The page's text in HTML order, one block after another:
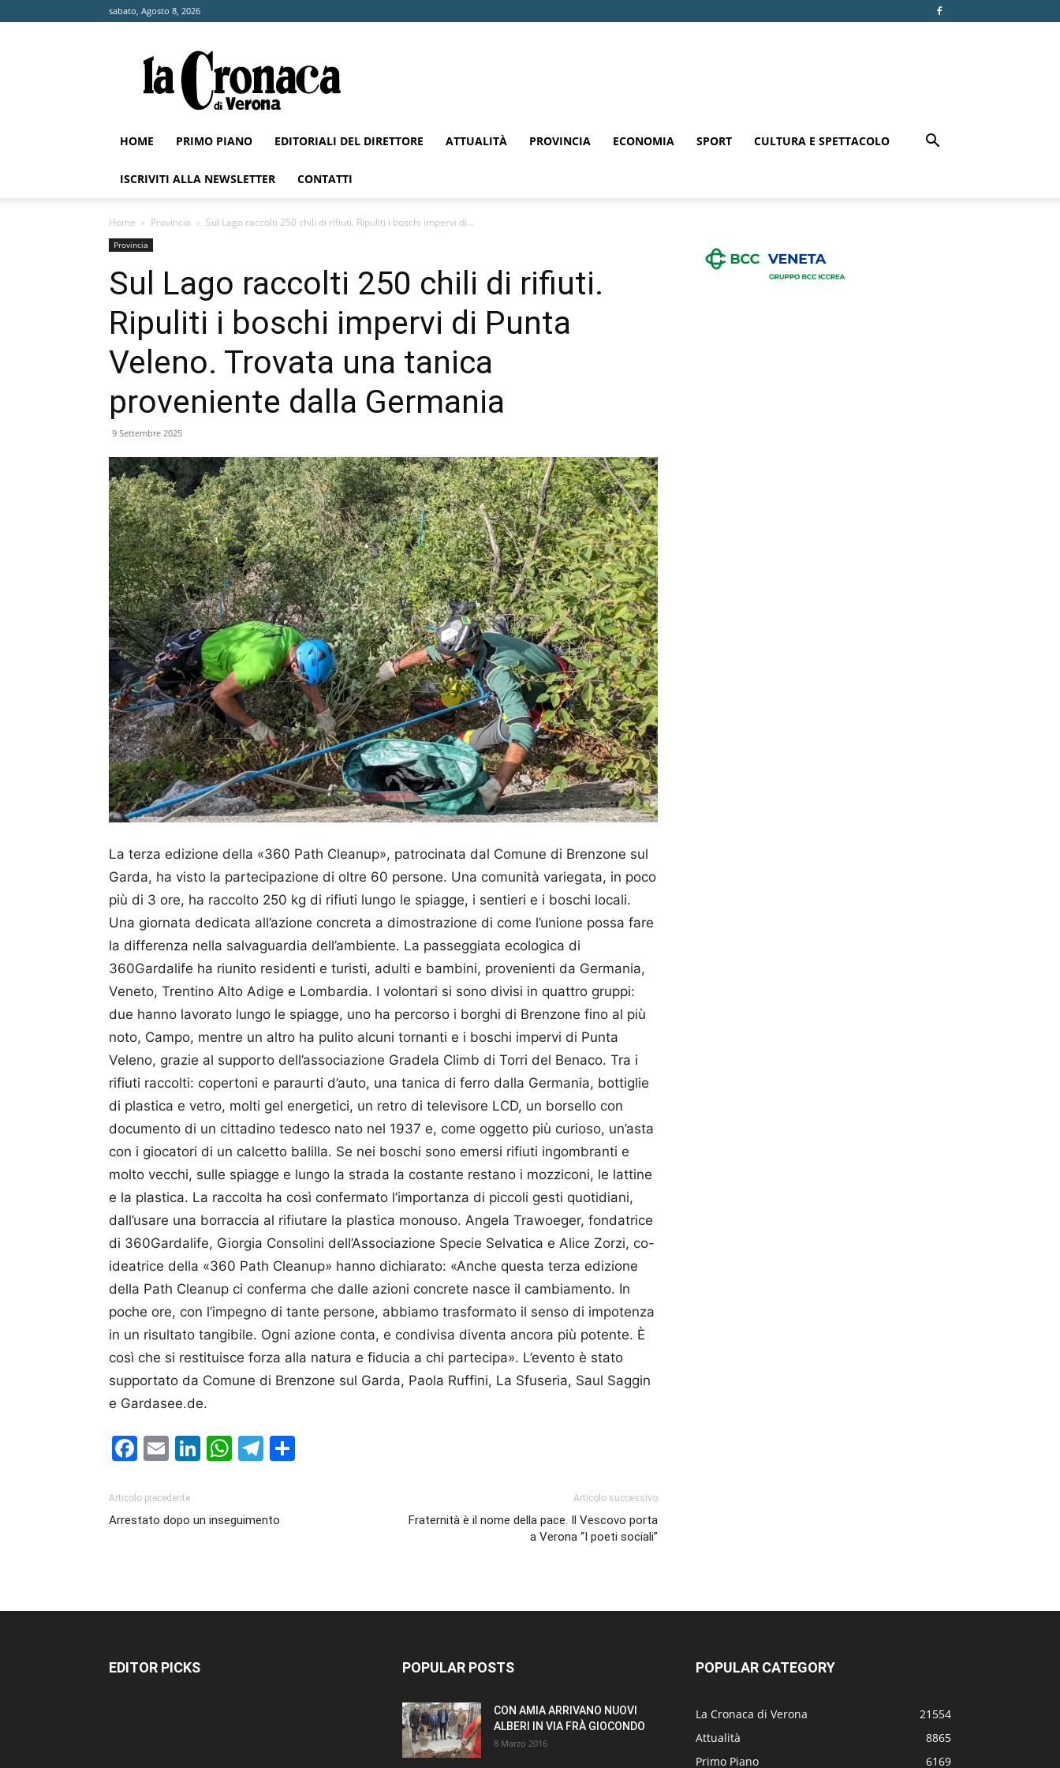
sabato, Agosto 8, 2026
Cronaca
di
Verona
HOME PRIMO PIANO EDITORIALI DEL DIRETTORE ATTUALITÀ PROVINCIA ECONOMIA SPORT CULTURA E SPETTACOLO
ISCRIVITI ALLA NEWSLETTER CONTATTI
Home Provincia Sul Lago raccolti 250 chili di rifiuti. Ripuliti i boschi impervi di...
Provincia
Sul Lago raccolti 250 chili di rifiuti.
Ripuliti i boschi impervi di Punta
Veleno. Trovata una tanica
proveniente dalla Germania
9 Settembre 2025
La terza edizione della «360 Path Cleanup», patrocinata dal Comune di Brenzone sul
Garda, ha visto la partecipazione di oltre 60 persone. Una comunità variegata, in poco
più di 3 ore, ha raccolto 250 kg di rifiuti lungo le spiagge, i sentieri e i boschi locali.
Una giornata dedicata all’azione concreta a dimostrazione di come l’unione possa fare
la differenza nella salvaguardia dell’ambiente. La passeggiata ecologica di
360Gardalife ha riunito residenti e turisti, adulti e bambini, provenienti da Germania,
Veneto, Trentino Alto Adige e Lombardia. I volontari si sono divisi in quattro gruppi:
due hanno lavorato lungo le spiagge, uno ha percorso i borghi di Brenzone fino al più
noto, Campo, mentre un altro ha pulito alcuni tornanti e i boschi impervi di Punta
Veleno, grazie al supporto dell’associazione Gradela Climb di Torri del Benaco. Tra i
rifiuti raccolti: copertoni e paraurti d’auto, una tanica di ferro dalla Germania, bottiglie
di plastica e vetro, molti gel energetici, un retro di televisore LCD, un borsello con
documento di un cittadino tedesco nato nel 1937 e, come oggetto più curioso, un’asta
con i giocatori di un calcetto balilla. Se nei boschi sono emersi rifiuti ingombranti e
molto vecchi, sulle spiagge e lungo la strada la costante restano i mozziconi, le lattine
e la plastica. La raccolta ha così confermato l’importanza di piccoli gesti quotidiani,
dall’usare una borraccia al rifiutare la plastica monouso. Angela Trawoeger, fondatrice
di 360Gardalife, Giorgia Consolini dell’Associazione Specie Selvatica e Alice Zorzi, co-
ideatrice della «360 Path Cleanup» hanno dichiarato: «Anche questa terza edizione
della Path Cleanup ci conferma che dalle azioni concrete nasce il cambiamento. In
poche ore, con l’impegno di tante persone, abbiamo trasformato il senso di impotenza
in un risultato tangibile. Ogni azione conta, e condivisa diventa ancora più potente. È
così che si restituisce forza alla natura e fiducia a chi partecipa». L’evento è stato
supportato da Comune di Brenzone sul Garda, Paola Ruffini, La Sfuseria, Saul Saggin
e Gardasee.de.
Facebook
EmailLinkedIn
WhatsApp
Telegram
Articolo precedente
Arrestato dopo un inseguimento
Articolo successivo
Fraternità è il nome della pace. Il Vescovo porta
a Verona “I poeti sociali”
EDITOR PICKS POPULAR POSTS
CON AMIA ARRIVANO NUOVI
ALBERI IN VIA FRÀ GIOCONDO
8 Marzo 2016
POPULAR CATEGORY
La Cronaca di Verona
21554
Attualità
8865
Primo Piano
6169